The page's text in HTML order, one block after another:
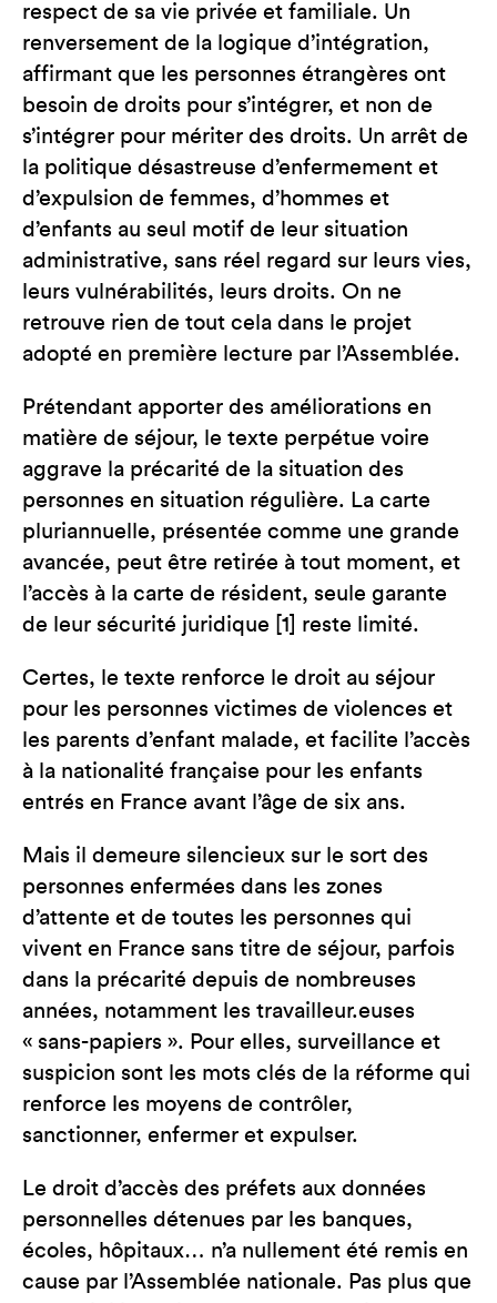
respect de sa vie privée et familiale. Un
renversement de la logique d’intégration,
affirmant que les personnes étrangères ont
besoin de droits pour s’intégrer, et non de
s’intégrer pour mériter des droits. Un arrêt de
la politique désastreuse d’enfermement et
d’expulsion de femmes, d’hommes et
d’enfants au seul motif de leur situation
administrative, sans réel regard sur leurs vies,
leurs vulnérabilités, leurs droits. On ne
retrouve rien de tout cela dans le projet
adopté en première lecture par l’Assemblée.
Prétendant apporter des améliorations en
matière de séjour, le texte perpétue voire
aggrave la précarité de la situation des
personnes en situation régulière. La carte
pluriannuelle, présentée comme une grande
avancée, peut être retirée à tout moment, et
l’accès à la carte de résident, seule garante
de leur sécurité juridique [1] reste limité.
Certes, le texte renforce le droit au séjour
pour les personnes victimes de violences et
les parents d’enfant malade, et facilite l’accès
à la nationalité française pour les enfants
entrés en France avant l’âge de six ans.
Mais il demeure silencieux sur le sort des
personnes enfermées dans les zones
d’attente et de toutes les personnes qui
vivent en France sans titre de séjour, parfois
dans la précarité depuis de nombreuses
années, notamment les travailleur.euses
« sans-papiers ». Pour elles, surveillance et
suspicion sont les mots clés de la réforme qui
renforce les moyens de contrôler,
sanctionner, enfermer et expulser.
Le droit d’accès des préfets aux données
personnelles détenues par les banques,
écoles, hôpitaux… n’a nullement été remis en
cause par l’Assemblée nationale. Pas plus que